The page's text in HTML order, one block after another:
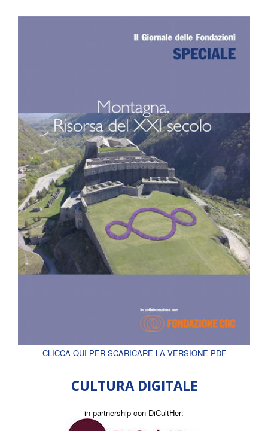
CLICCA QUI PER SCARICARE LA VERSIONE PDF
CULTURA DIGITALE
in partnership con DiCultHer: